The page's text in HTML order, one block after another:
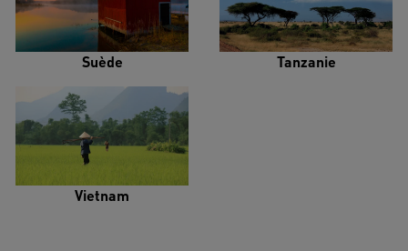
Suède Tanzanie
Vietnam